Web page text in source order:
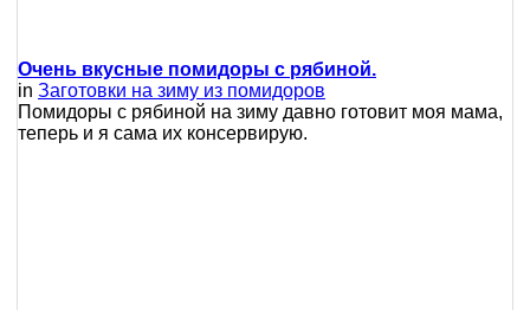
Очень вкусные помидоры с рябиной.
in Заготовки на зиму из помидоров
Помидоры с рябиной на зиму давно готовит моя мама,
теперь и я сама их консервирую.